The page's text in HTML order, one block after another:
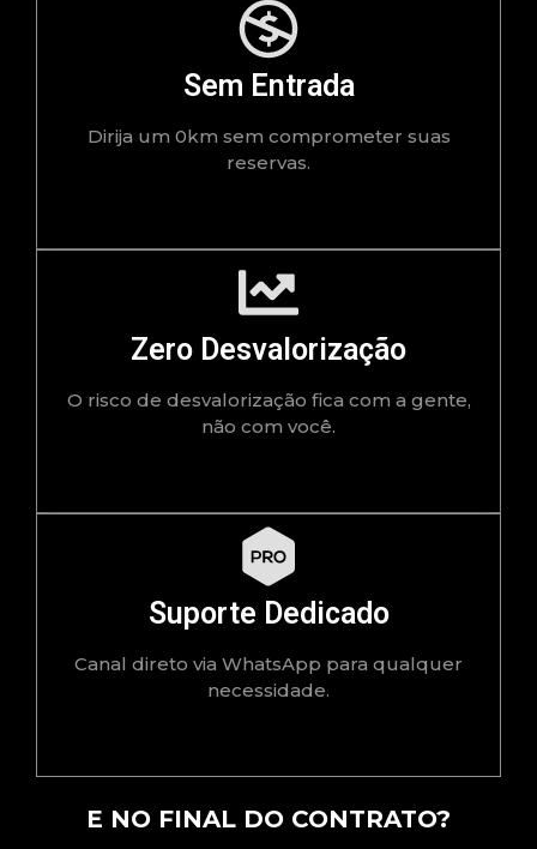
Sem Entrada
Dirija um 0km sem comprometer suas
reservas.
Zero Desvalorização
O risco de desvalorização fica com a gente,
não com você.
Suporte Dedicado
Canal direto via WhatsApp para qualquer
necessidade.
E NO FINAL DO CONTRATO?